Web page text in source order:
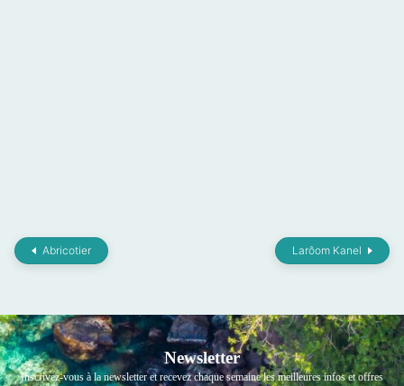
Abricotier Larôom Kanel
Newsletter
Inscrivez-vous à la newsletter et recevez chaque semaine les meilleures infos et offres